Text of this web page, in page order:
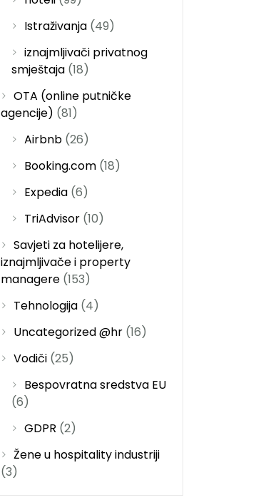
Istraživanja(49)
iznajmljivači privatnog
smještaja(18)
OTA (online putničke
agencije) (81)
Airbnb(26)
Booking.com(18)
Expedia(6)
TriAdvisor(10)
Savjeti za hotelijere,
iznajmljivače i property
managere(153)
Tehnologija(4)
Uncategorized @hr(16)
Vodiči(25)
Bespovratna sredstva EU
(6)
GDPR (2)
Žene u hospitality industriji
(3)